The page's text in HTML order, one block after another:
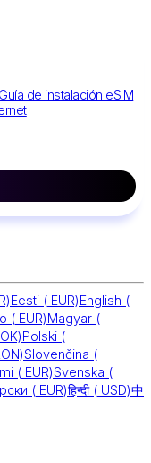
Guía de instalación eSIM
Eesti ( EUR)English (
( EUR)Magyar (
Polski (
Slovenčina (
( EUR)Svenska (
( EUR)हिन्दी ( USD)中